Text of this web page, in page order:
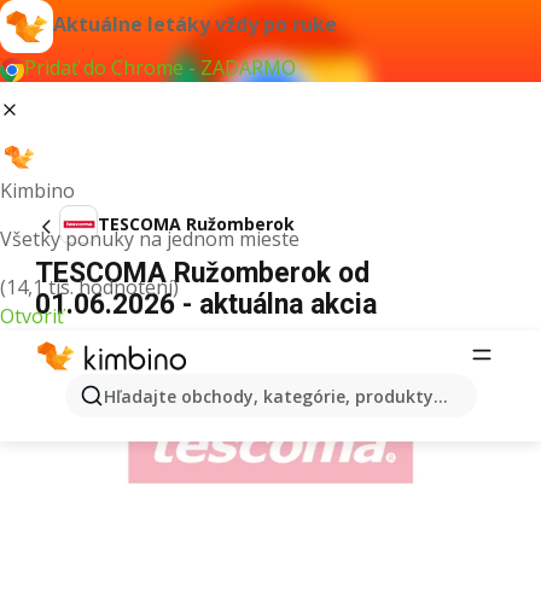
Aktuálne letáky vždy po ruke
Pridať do Chrome - ZADARMO
Kimbino
Všetky ponuky na jednom mieste
(14,1 tis. hodnotení)
Otvoriť
Hľadajte obchody, kategórie, produkty...
TESCOMA Ružomberok
TESCOMA Ružomberok od
01.06.2026 - aktuálna akcia